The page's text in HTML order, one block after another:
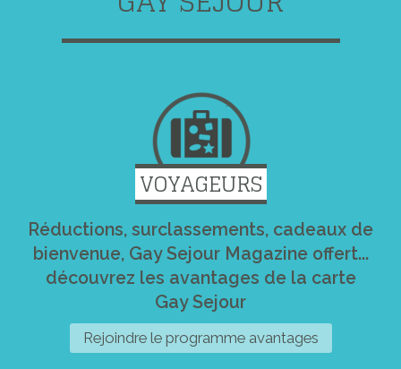
VOYAGEURS
Réductions, surclassements, cadeaux de
bienvenue, Gay Sejour Magazine offert...
découvrez les avantages de la carte
Gay Sejour
Rejoindre le programme avantages